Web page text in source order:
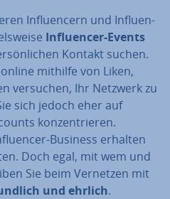
In­fluen­cern und In­fluen­
In­fluen­cer-Events
Kontakt suchen.
mithilfe von Liken,
versuchen, Ihr Netzwerk zu
sich jedoch eher auf
kon­zen­trie­ren.
Business erhalten
Doch egal, mit wem und
Sie beim Vernetzen mit
und ehrlich.